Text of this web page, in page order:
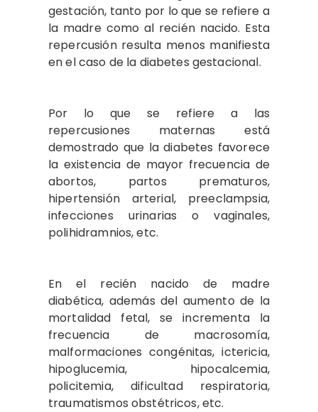
gestación, tanto por lo que se refiere a
la madre como al recién nacido. Esta
repercusión resulta menos manifiesta
en el caso de la diabetes gestacional.
Por lo que se refiere a las
repercusiones maternas está
demostrado que la diabetes favorece
la existencia de mayor frecuencia de
abortos, partos prematuros,
hipertensión arterial, preeclampsia,
infecciones urinarias o vaginales,
polihidramnios, etc.
En el recién nacido de madre
diabética, además del aumento de la
mortalidad fetal, se incrementa la
frecuencia de macrosomía,
malformaciones congénitas, ictericia,
hipoglucemia, hipocalcemia,
policitemia, dificultad respiratoria,
traumatismos obstétricos, etc.